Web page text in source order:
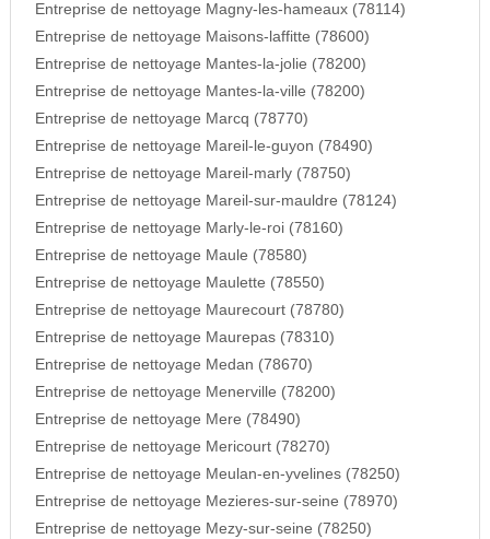
Entreprise de nettoyage Magny-les-hameaux (78114)
Entreprise de nettoyage Maisons-laffitte (78600)
Entreprise de nettoyage Mantes-la-jolie (78200)
Entreprise de nettoyage Mantes-la-ville (78200)
Entreprise de nettoyage Marcq (78770)
Entreprise de nettoyage Mareil-le-guyon (78490)
Entreprise de nettoyage Mareil-marly (78750)
Entreprise de nettoyage Mareil-sur-mauldre (78124)
Entreprise de nettoyage Marly-le-roi (78160)
Entreprise de nettoyage Maule (78580)
Entreprise de nettoyage Maulette (78550)
Entreprise de nettoyage Maurecourt (78780)
Entreprise de nettoyage Maurepas (78310)
Entreprise de nettoyage Medan (78670)
Entreprise de nettoyage Menerville (78200)
Entreprise de nettoyage Mere (78490)
Entreprise de nettoyage Mericourt (78270)
Entreprise de nettoyage Meulan-en-yvelines (78250)
Entreprise de nettoyage Mezieres-sur-seine (78970)
Entreprise de nettoyage Mezy-sur-seine (78250)